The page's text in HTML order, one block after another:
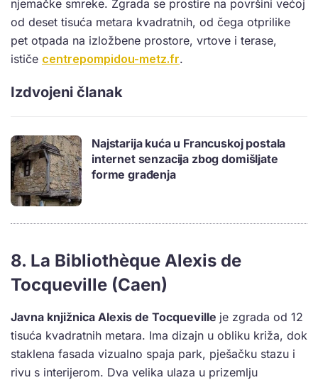
njemačke smreke. Zgrada se prostire na površini većoj
od deset tisuća metara kvadratnih, od čega otprilike
pet otpada na izložbene prostore, vrtove i terase,
ističe centrepompidou-metz.fr.
Izdvojeni članak
Najstarija kuća u Francuskoj postala
internet senzacija zbog domišljate
forme građenja
8. La Bibliothèque Alexis de
Tocqueville (Caen)
Javna knjižnica Alexis de Tocqueville je zgrada od 12
tisuća kvadratnih metara. Ima dizajn u obliku križa, dok
staklena fasada vizualno spaja park, pješačku stazu i
rivu s interijerom. Dva velika ulaza u prizemlju